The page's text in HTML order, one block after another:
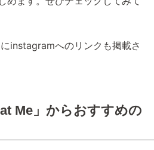
instagramへのリンクも掲載さ
Me」からおすすめの